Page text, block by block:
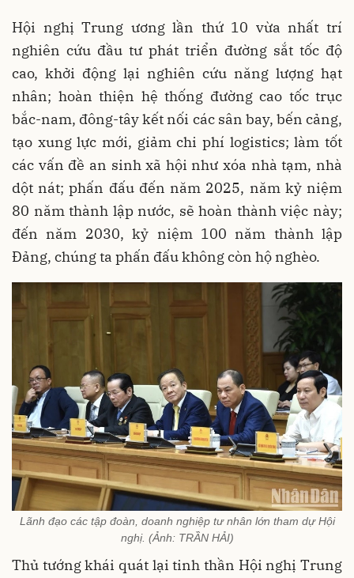
Hội nghị Trung ương lần thứ 10 vừa nhất trí
nghiên cứu đầu tư phát triển đường sắt tốc độ
cao, khởi động lại nghiên cứu năng lượng hạt
nhân; hoàn thiện hệ thống đường cao tốc trục
bắc-nam, đông-tây kết nối các sân bay, bến cảng,
tạo xung lực mới, giảm chi phí logistics; làm tốt
các vấn đề an sinh xã hội như xóa nhà tạm, nhà
dột nát; phấn đấu đến năm 2025, năm kỷ niệm
80 năm thành lập nước, sẽ hoàn thành việc này;
đến năm 2030, kỷ niệm 100 năm thành lập
Đảng, chúng ta phấn đấu không còn hộ nghèo.
Lãnh đạo các tập đoàn, doanh nghiệp tư nhân lớn tham dự Hội
nghị. (Ảnh: TRẦN HẢI)
Thủ tướng khái quát lại tinh thần Hội nghị Trung